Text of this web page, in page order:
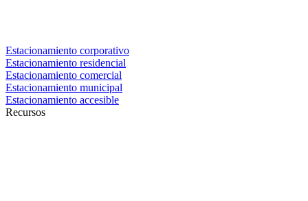
Estacionamiento corporativo
Estacionamiento residencial
Estacionamiento comercial
Estacionamiento municipal
Estacionamiento accesible
Recursos